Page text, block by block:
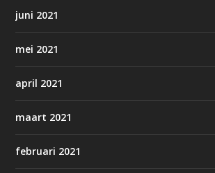
juni 2021
mei 2021
april 2021
maart 2021
februari 2021